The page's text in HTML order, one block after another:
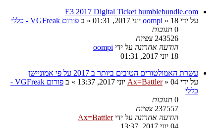
E3 2017 Digital Ticket humblebundle.com
על ידי
oompi » 18 יוני 2017, 01:31 » ב פורום VGFreak - כללי
0 תגובות
243526 צפיות
הודעה אחרונה על ידי oompi
18 יוני 2017, 01:31
עשרת האמולטורים הטובים ביותר ב 2017 על פי אמוניישן
על ידי
Ax=Battler» 04 יוני 2017, 13:37 » ב
פורום VGFreak -
כללי
0 תגובות
237557 צפיות
הודעה אחרונה על ידיAx=Battler